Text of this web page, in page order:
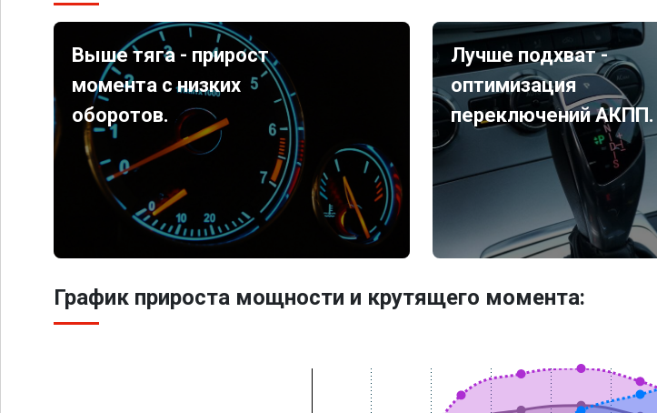
Выше тяга - прирост
момента с низких
оборотов.
Лучше подхват -
оптимизация
переключений АКПП.
График прироста мощности и крутящего момента: